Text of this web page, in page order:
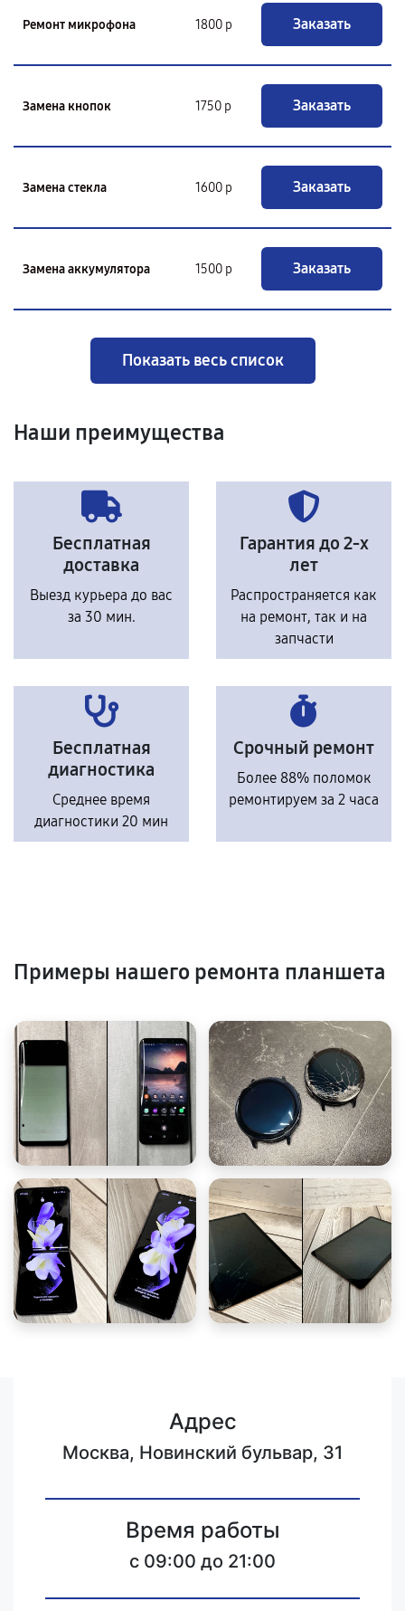
Ремонт микрофона 1800 р Заказать
Замена кнопок 1750 р Заказать
Замена стекла 1600 р Заказать
Замена аккумулятора 1500 р Заказать
Показать весь список
Наши преимущества
Бесплатная
доставка
Выезд курьера до вас
за 30 мин.
Гарантия до 2-х
лет
Распространяется как
на ремонт, так и на
запчасти
Бесплатная
диагностика
Среднее время
диагностики 20 мин
Срочный ремонт
Более 88% поломок
ремонтируем за 2 часа
Примеры нашего ремонта планшета
Адрес
Москва, Новинский бульвар, 31
Время работы
c 09:00 до 21:00